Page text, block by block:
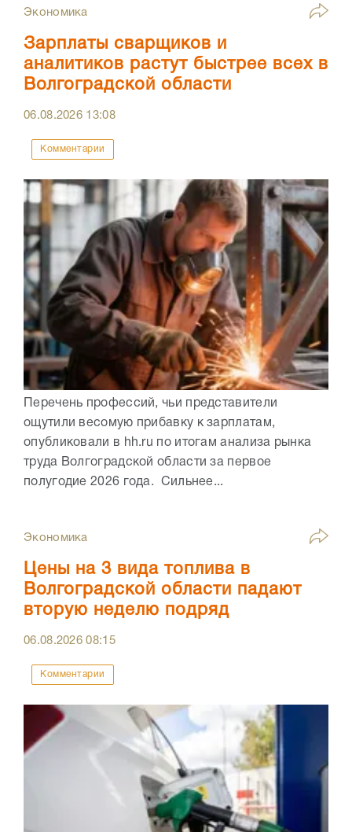
Экономика
Зарплаты сварщиков и
аналитиков растут быстрее всех в
Волгоградской области
06.08.2026 13:08
Комментарии
Перечень профессий, чьи представители
ощутили весомую прибавку к зарплатам,
опубликовали в hh.ru по итогам анализа рынка
труда Волгоградской области за первое
полугодие 2026 года. Сильнее...
Экономика
Цены на 3 вида топлива в
Волгоградской области падают
вторую неделю подряд
06.08.202608:15
Комментарии